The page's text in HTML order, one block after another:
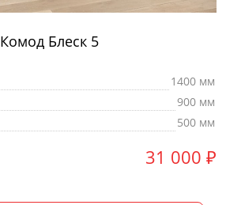
Комод Блеск 5
1400 мм
900 мм
500 мм
31 000 ₽